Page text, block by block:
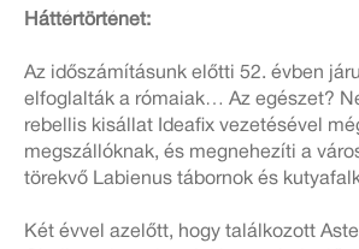
Háttértörténet:
Az időszámításunk előtti 52. évben
elfoglalták a rómaiak… Az egészet?
rebellis kisállat Ideafix vezetésével
megszállóknak, és megnehezíti a
törekvő Labienus tábornok és
Két évvel azelőtt, hogy találkozott